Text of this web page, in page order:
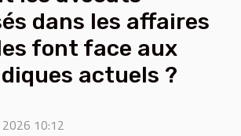
dans les affaires
font face aux
actuels ?
2026 10:12